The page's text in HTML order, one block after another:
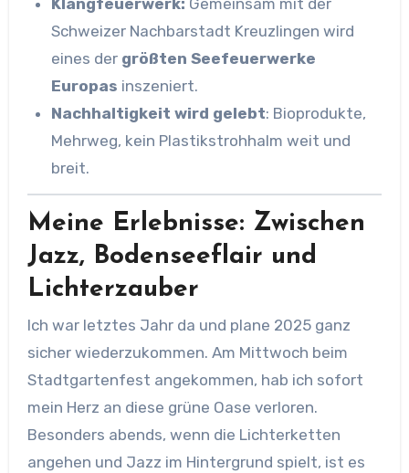
Schweizer Nachbarstadt Kreuzlingen wird
eines der größten Seefeuerwerke
Europas inszeniert.
Nachhaltigkeit wird gelebt: Bioprodukte,
Mehrweg, kein Plastikstrohhalm weit und
breit.
Meine Erlebnisse: Zwischen
Jazz, Bodenseeflair und
Lichterzauber
Ich war letztes Jahr da und plane 2025 ganz
sicher wiederzukommen. Am Mittwoch beim
Stadtgartenfest angekommen, hab ich sofort
mein Herz an diese grüne Oase verloren.
Besonders abends, wenn die Lichterketten
angehen und Jazz im Hintergrund spielt, ist es